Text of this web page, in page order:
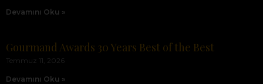
Devamını Oku »
Gourmand Awards 30 Years Best of the Best
Temmuz 11, 2026
Devamını Oku »